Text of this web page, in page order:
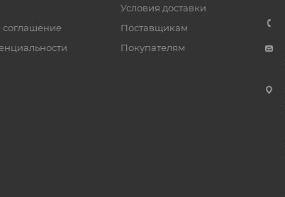
соглашение
Условия доставки
Поставщикам
Покупателям